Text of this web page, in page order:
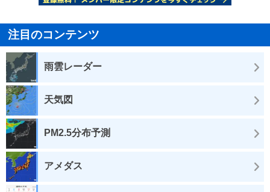
注目のコンテンツ
雨雲レーダー
天気図
PM2.5分布予測
アメダス